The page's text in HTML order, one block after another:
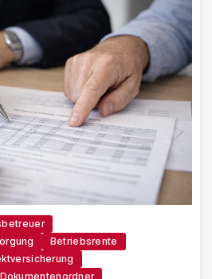
Betriebsrente
Dokumentenordner